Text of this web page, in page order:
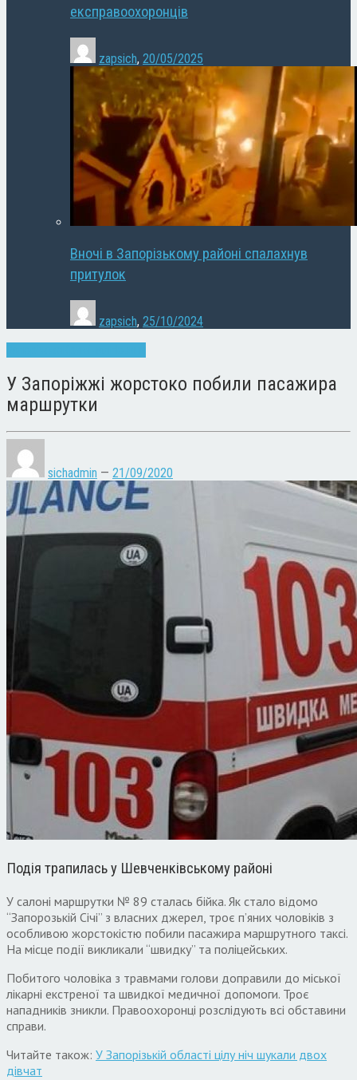
експравоохоронців
zapsich, 20/05/2025
Вночі в Запорізькому районі спалахнув
притулок
zapsich, 25/10/2024
У Запоріжжі жорстоко побили пасажира
маршрутки
sichadmin — 21/09/2020
Подія трапилась у Шевченківському районі
У салоні маршрутки № 89 сталась бійка. Як стало відомо
“Запорозькій Січі” з власних джерел, троє п’яних чоловіків з
особливою жорстокістю побили пасажира маршрутного таксі.
На місце події викликали “швидку” та поліцейських.
Побитого чоловіка з травмами голови доправили до міської
лікарні екстреної та швидкої медичної допомоги. Троє
нападників зникли. Правоохоронці розслідують всі обставини
справи.
Читайте також: У Запорізькій області цілу ніч шукали двох
дівчат